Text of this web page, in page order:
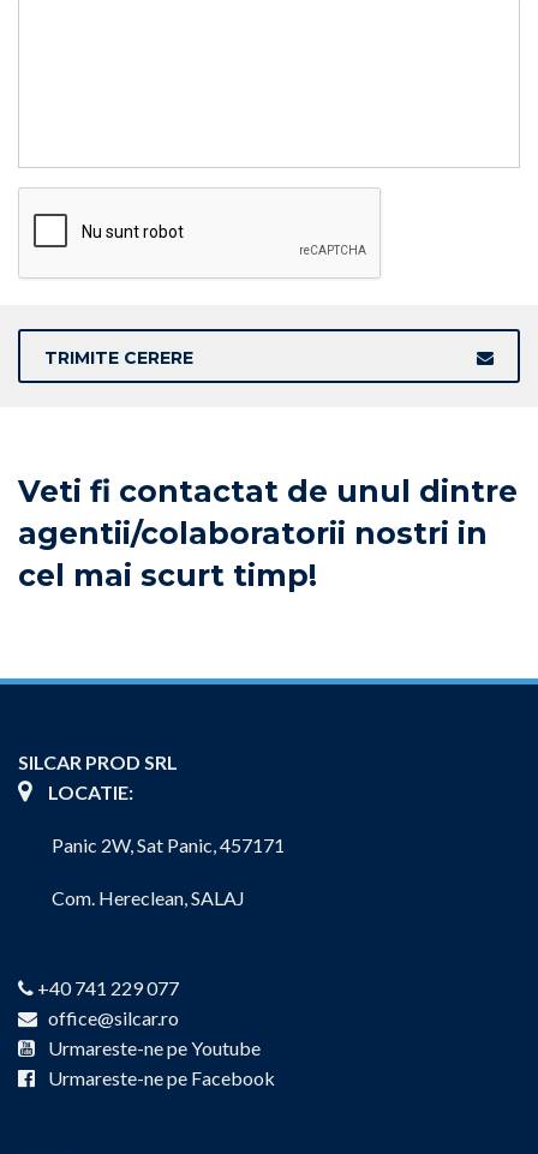
TRIMITE CERERE
Veti fi contactat de unul dintre
agentii/colaboratorii nostri in
cel mai scurt timp!
SILCAR PROD SRL
LOCATIE:
Panic 2W, Sat Panic, 457171
Com. Hereclean, SALAJ
+40 741 229 077
office@silcar.ro
Urmareste-ne pe Youtube
Urmareste-ne pe Facebook